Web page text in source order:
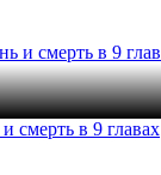
смерть в 9 главах